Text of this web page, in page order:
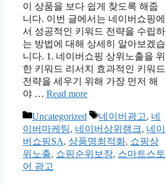
이 상품을 보다 쉽게 찾도록 해줍
니다. 이번 글에서는 네이버쇼핑에
서 성공적인 키워드 전략을 수립하
는 방법에 대해 상세히 알아보겠습
니다. 1. 네이버쇼핑 상위노출을 위
한 키워드 리서치 효과적인 키워드
전략을 세우기 위해 가장 먼저 해
야 … Read more
Categories
Uncategorized Tags
네이버광고, 네
이버마케팅, 네이버상위랭크, 네이
버쇼핑SA, 상품명최적화, 쇼핑상
위노출, 쇼핑순위보장, 스마트스토
어 광고